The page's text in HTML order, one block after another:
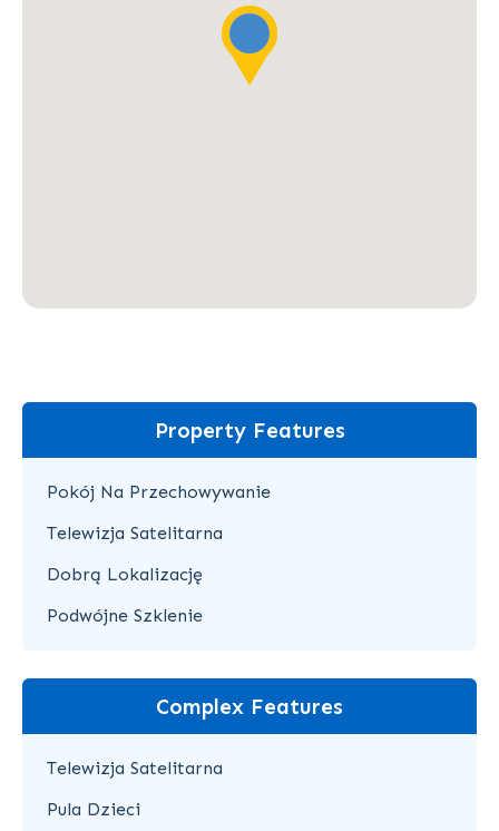
Property Features
Pokój Na Przechowywanie
Telewizja Satelitarna
Dobrą Lokalizację
Podwójne Szklenie
Complex Features
Telewizja Satelitarna
Pula Dzieci